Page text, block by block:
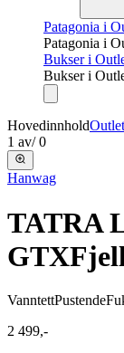
Patagonia i
Patagonia i
Bukser i
Bukser i
Hovedinnhold
1 av/ 0
Hanwag
TATRA
GTX
VanntettPustende
2 499,-